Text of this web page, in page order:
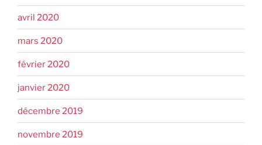
avril 2020
mars 2020
février 2020
janvier 2020
décembre 2019
novembre 2019